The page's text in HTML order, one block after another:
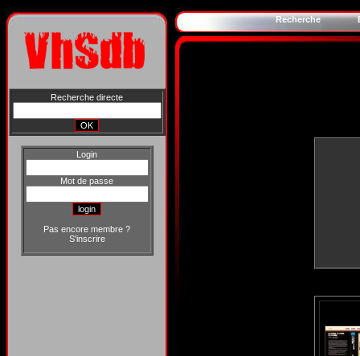
Recherche directe
Login
Mot de passe
Pas encore membre ?
S'inscrire
Recherche